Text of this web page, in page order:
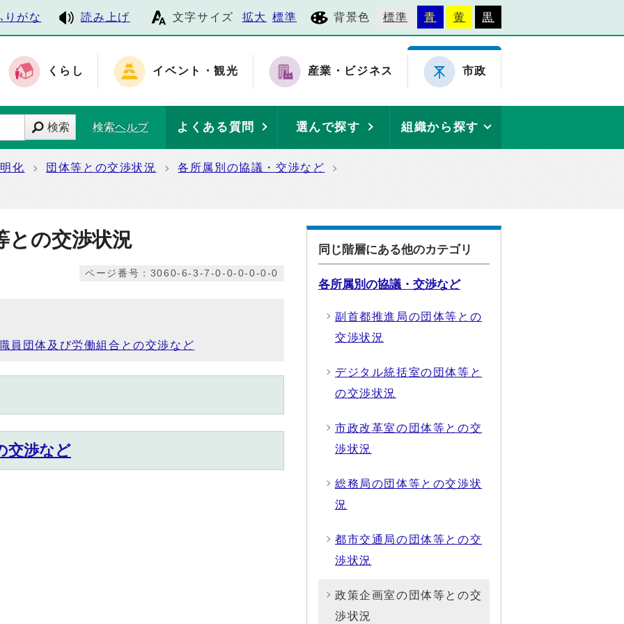
りがな 読み上げ 文字サイズ 拡大 標準 背景色 標準 青 黄 黒
くらし イベント・観光 産業・ビジネス 市政
検索 検索ヘルプ よくある質問 選んで探す 組織から探す
化 団体等との交渉状況 各所属別の協議・交渉など
との交渉状況
ページ番号：3060-6-3-7-0-0-0-0-0-0
員団体及び労働組合との交渉など
交渉など
同じ階層にある他のカテゴリ
各所属別の協議・交渉など
副首都推進局の団体等との
交渉状況
デジタル統括室の団体等と
の交渉状況
市政改革室の団体等との交
渉状況
総務局の団体等との交渉状
況
都市交通局の団体等との交
渉状況
政策企画室の団体等との交
渉状況